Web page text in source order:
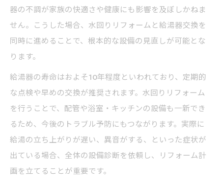
給湯器交換を含めた水回りリフォームの基
本
水回りリフォームのポイントと効率的な進
後悔しない水回りリフォームの準備と注意
点
水回りリフォームで暮らしを快適に変える
方法
岐阜市で後悔しない給湯器交換の秘訣とは
水回りリフォームで安心できる給湯器選び
の基準
器の不調が家族の快適さや健康にも影響を及ぼしかねま
せん。こうした場合、水回りリフォームと給湯器交換を
同時に進めることで、根本的な設備の見直しが可能とな
ります。
給湯器の寿命はおよそ10年程度といわれており、定期的
な点検や早めの交換が推奨されます。水回りリフォーム
を行うことで、配管や浴室・キッチンの設備も一新でき
るため、今後のトラブル予防にもつながります。実際に
給湯の立ち上がりが遅い、異音がする、といった症状が
出ている場合、全体の設備診断を依頼し、リフォーム計
画を立てることが重要です。